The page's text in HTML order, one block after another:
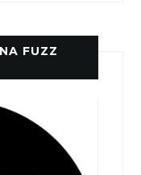
FUZZ